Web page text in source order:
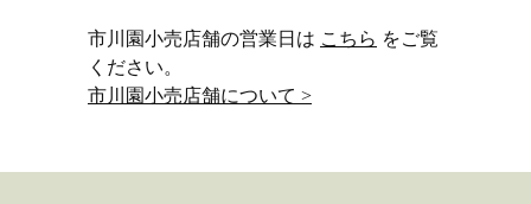
市川園小売店舗の営業日は こちら をご覧
ください。
市川園小売店舗について >